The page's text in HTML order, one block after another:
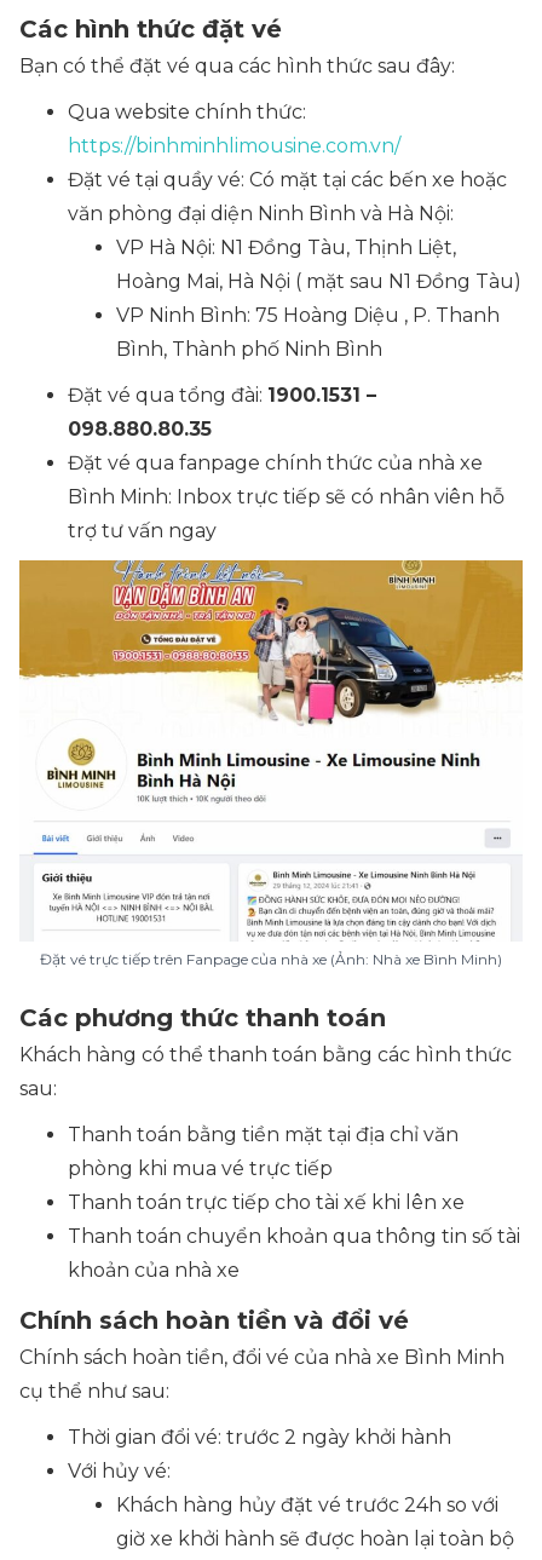
Các hình thức đặt vé
Bạn có thể đặt vé qua các hình thức sau đây:
Qua website chính thức:
https://binhminhlimousine.com.vn/
Đặt vé tại quầy vé: Có mặt tại các bến xe hoặc
văn phòng đại diện Ninh Bình và Hà Nội:
VP Hà Nội: N1 Đồng Tàu, Thịnh Liệt,
Hoàng Mai, Hà Nội ( mặt sau N1 Đồng Tàu)
VP Ninh Bình: 75 Hoàng Diệu , P. Thanh
Bình, Thành phố Ninh Bình
Đặt vé qua tổng đài: 1900.1531 –
098.880.80.35
Đặt vé qua fanpage chính thức của nhà xe
Bình Minh: Inbox trực tiếp sẽ có nhân viên hỗ
trợ tư vấn ngay
Đặt vé trực tiếp trên Fanpage của nhà xe (Ảnh: Nhà xe Bình Minh)
Các phương thức thanh toán
Khách hàng có thể thanh toán bằng các hình thức
sau:
Thanh toán bằng tiền mặt tại địa chỉ văn
phòng khi mua vé trực tiếp
Thanh toán trực tiếp cho tài xế khi lên xe
Thanh toán chuyển khoản qua thông tin số tài
khoản của nhà xe
Chính sách hoàn tiền và đổi vé
Chính sách hoàn tiền, đổi vé của nhà xe Bình Minh
cụ thể như sau:
Thời gian đổi vé: trước 2 ngày khởi hành
Với hủy vé:
Khách hàng hủy đặt vé trước 24h so với
giờ xe khởi hành sẽ được hoàn lại toàn bộ